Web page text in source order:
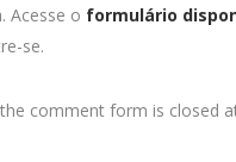
Acesse o formulário
se.
comment form is closed